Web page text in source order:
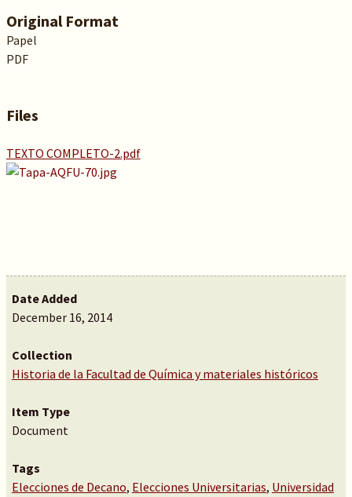
Original Format
Papel
PDF
Files
TEXTO COMPLETO-2.pdf
Date Added
December 16, 2014
Collection
Historia de la Facultad de Química y materiales históricos
Item Type
Document
Tags
Elecciones de Decano, Elecciones Universitarias, Universidad